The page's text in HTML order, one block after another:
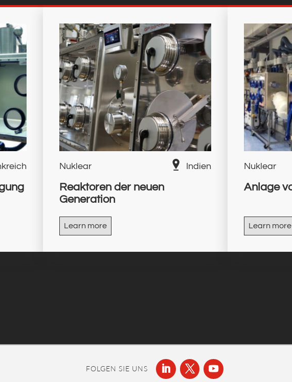
Nuklear Indien
Reaktoren der neuen
Generation
Learn more
Nuklear
Anlage
Learn more
FOLGEN SIE UNS